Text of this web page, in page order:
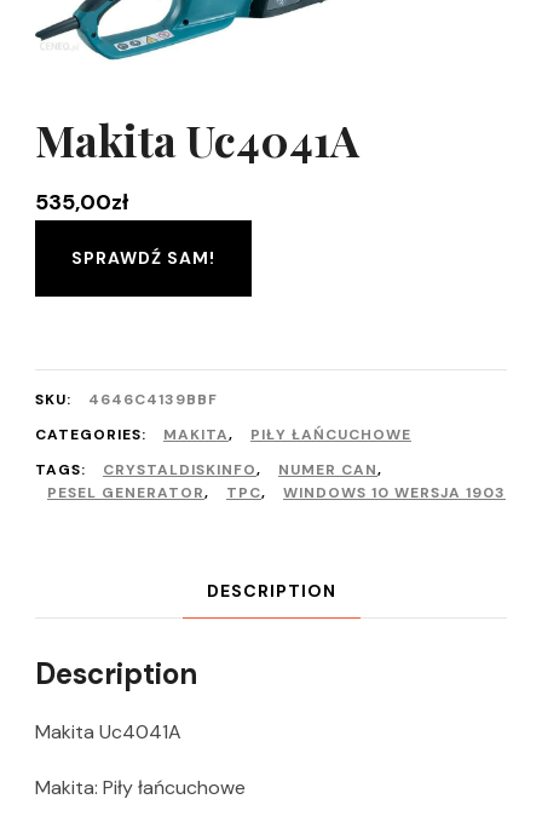
Makita Uc4041A
535,00zł
SPRAWDŹ SAM!
SKU:
4646C4139BBF
CATEGORIES:
MAKITA,
PIŁY ŁAŃCUCHOWE
TAGS:
CRYSTALDISKINFO, NUMER CAN,
PESEL GENERATOR, TPC, WINDOWS 10 WERSJA 1903
DESCRIPTION
Description
Makita Uc4041A
Makita: Piły łańcuchowe